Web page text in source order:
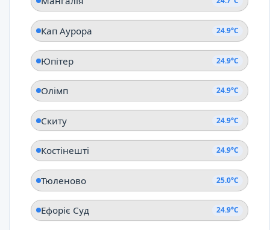
Кап Аурора 24.9°C
Юпітер 24.9°C
Олімп 24.9°C
Скиту 24.9°C
Костінешті 24.9°C
Тюленово 25.0°C
Ефоріє Суд 24.9°C